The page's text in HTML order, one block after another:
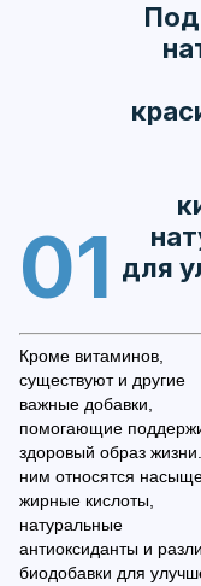
для
01
Кроме витаминов,
существуют и другие
важные добавки,
помогающие
здоровый образ
ним относятся
жирные кислоты,
натуральные
антиоксиданты и
биодобавки для